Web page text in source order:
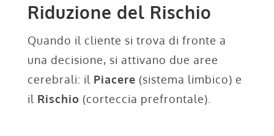
Riduzione del Rischio
Quando il cliente si trova di fronte a
una decisione, si attivano due aree
cerebrali: il Piacere (sistema limbico) e
il Rischio (corteccia prefrontale).